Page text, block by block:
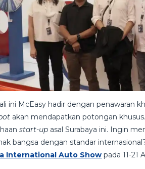
ini McEasy hadir dengan penawaran
akan mendapatkan potongan
start-up asal Surabaya ini. Ingin
bangsa dengan standar
International Auto Show pada 11-21